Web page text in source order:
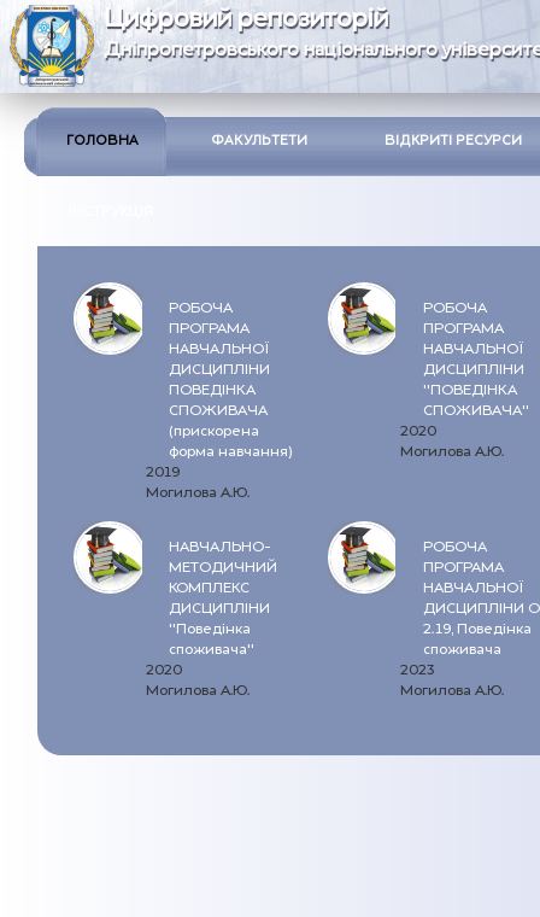
Цифровий репозиторій
Дніпропетровського національного
ГОЛОВНА ФАКУЛЬТЕТИ ВІДКРИТІ РЕСУРСИ
РОБОЧА
ПРОГРАМА
НАВЧАЛЬНОЇ
ДИСЦИПЛІНИ
ПОВЕДІНКА
СПОЖИВАЧА
(прискорена
форма навчання)
2019
Могилова А.Ю.
РОБОЧА
ПРОГРАМА
НАВЧАЛЬНОЇ
ДИСЦИПЛІНИ
"ПОВЕДІНКА
СПОЖИВАЧА"
2020
Могилова А.Ю.
НАВЧАЛЬНО-
МЕТОДИЧНИЙ
КОМПЛЕКС
ДИСЦИПЛІНИ
"Поведінка
споживача"
2020
Могилова А.Ю.
РОБОЧА
ПРОГРАМА
НАВЧАЛЬНОЇ
ДИСЦИПЛІНИ
2.19, Поведінка
споживача
2023
Могилова А.Ю.